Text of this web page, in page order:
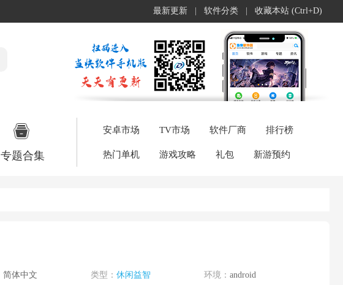
最新更新 软件分类 收藏本站 (Ctrl+D)
专题合集
安卓市场 TV市场 软件厂商 排行榜
热门单机 游戏攻略 礼包 新游预约
简体中文 类型： 休闲益智 环境： android